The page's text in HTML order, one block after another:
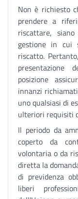
Non è richiesto
prendere a
riscattare,
gestione in cui
riscatto.
presentazione
posizione
innanzi
uno qualsiasi di
ulteriori requisiti
Il periodo da
coperto da
volontaria o da
diretta la
di previdenza
liberi